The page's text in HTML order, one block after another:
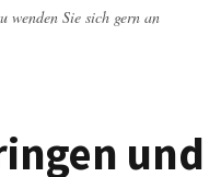
Sie sich gern an
und